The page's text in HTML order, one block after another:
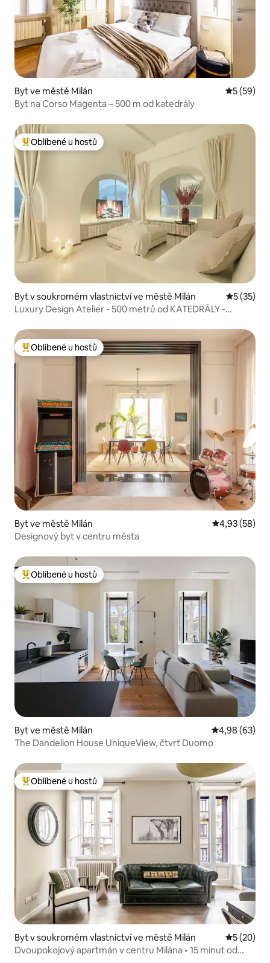
Byt ve městě Milán Průměrné
5 (59)
Byt na Corso Magenta – 500 m od katedrály
Nejlepší v kategorii Oblíbené u hostů
Oblíbené u hostů
Byt v soukromém vlastnictví ve městě Milán Průměrné
5 (35)
Luxury Design Atelier - 500 metrů od KATEDRÁLY -
Nejlepší v kategorii Oblíbené u hostů
Oblíbené u hostů
Byt ve městě Milán Průměrné
4,93 (58)
Designový byt v centru města
Nejlepší v kategorii Oblíbené u hostů
Oblíbené u hostů
Byt ve městě Milán Průměrné
4,98 (63)
The Dandelion House UniqueView, čtvrť Duomo
Nejlepší v kategorii Oblíbené u hostů
Oblíbené u hostů
Byt v soukromém vlastnictví ve městě Milán Průměrné
5 (20)
Dvoupokojový apartmán v centru Milána • 15 minut od